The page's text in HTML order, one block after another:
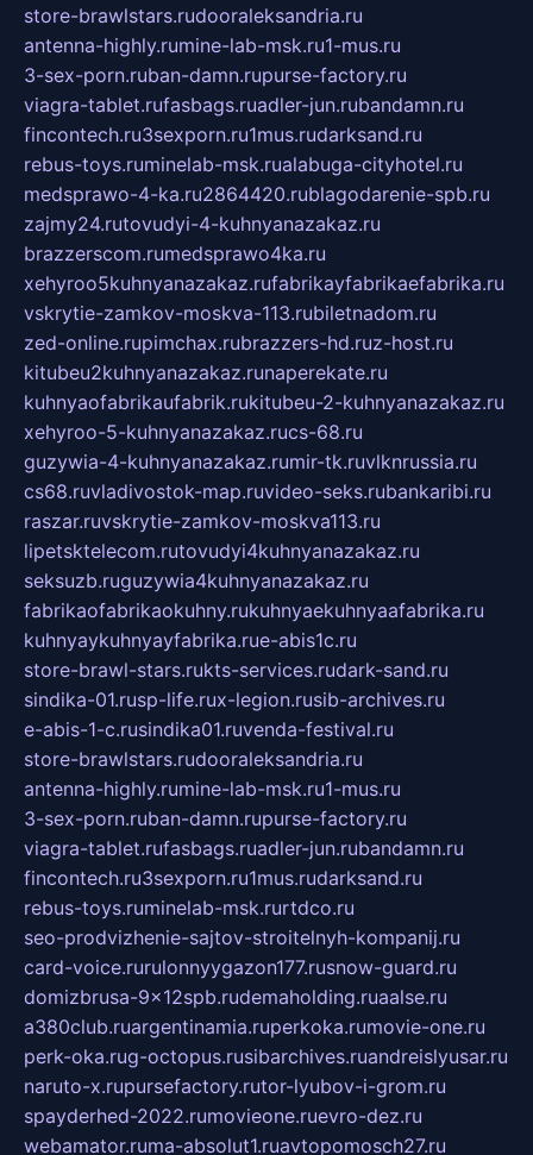
store-brawlstars.rudooraleksandria.ru
antenna-highly.rumine-lab-msk.ru1-mus.ru
3-sex-porn.ruban-damn.rupurse-factory.ru
viagra-tablet.rufasbags.ruadler-jun.rubandamn.ru
fincontech.ru3sexporn.ru1mus.rudarksand.ru
rebus-toys.ruminelab-msk.rualabuga-cityhotel.ru
medsprawo-4-ka.ru2864420.rublagodarenie-spb.ru
zajmy24.rutovudyi-4-kuhnyanazakaz.ru
brazzerscom.rumedsprawo4ka.ru
xehyroo5kuhnyanazakaz.rufabrikayfabrikaefabrika.ru
vskrytie-zamkov-moskva-113.rubiletnadom.ru
zed-online.rupimchax.rubrazzers-hd.ruz-host.ru
kitubeu2kuhnyanazakaz.runaperekate.ru
kuhnyaofabrikaufabrik.rukitubeu-2-kuhnyanazakaz.ru
xehyroo-5-kuhnyanazakaz.rucs-68.ru
guzywia-4-kuhnyanazakaz.rumir-tk.ruvlknrussia.ru
cs68.ruvladivostok-map.ruvideo-seks.rubankaribi.ru
raszar.ruvskrytie-zamkov-moskva113.ru
lipetsktelecom.rutovudyi4kuhnyanazakaz.ru
seksuzb.ruguzywia4kuhnyanazakaz.ru
fabrikaofabrikaokuhny.rukuhnyaekuhnyaafabrika.ru
kuhnyaykuhnyayfabrika.rue-abis1c.ru
store-brawl-stars.rukts-services.rudark-sand.ru
sindika-01.rusp-life.rux-legion.rusib-archives.ru
e-abis-1-c.rusindika01.ruvenda-festival.ru
store-brawlstars.rudooraleksandria.ru
antenna-highly.rumine-lab-msk.ru1-mus.ru
3-sex-porn.ruban-damn.rupurse-factory.ru
viagra-tablet.rufasbags.ruadler-jun.rubandamn.ru
fincontech.ru3sexporn.ru1mus.rudarksand.ru
rebus-toys.ruminelab-msk.rurtdco.ru
seo-prodvizhenie-sajtov-stroitelnyh-kompanij.ru
card-voice.rurulonnyygazon177.rusnow-guard.ru
domizbrusa-9x12spb.rudemaholding.ruaalse.ru
a380club.ruargentinamia.ruperkoka.rumovie-one.ru
perk-oka.rug-octopus.rusibarchives.ruandreislyusar.ru
naruto-x.rupursefactory.rutor-lyubov-i-grom.ru
spayderhed-2022.rumovieone.ruevro-dez.ru
webamator.ruma-absolut1.ruavtopomosch27.ru